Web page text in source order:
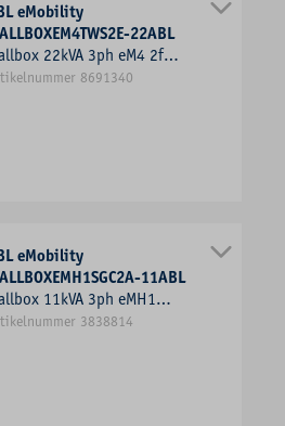
eMobility
22ABL
22kVA 3ph eM4 2f
Ladep IP558691340
eMobility
11ABL
11kVA 3ph eMH1
1f IP54 11kW/Ladep
3838814